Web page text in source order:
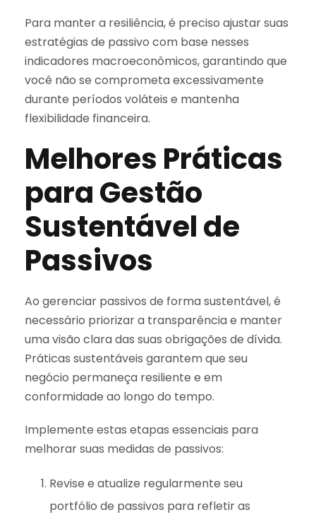
Para manter a resiliência, é preciso ajustar suas
estratégias de passivo com base nesses
indicadores macroeconômicos, garantindo que
você não se comprometa excessivamente
durante períodos voláteis e mantenha
flexibilidade financeira.
Melhores Práticas
para Gestão
Sustentável de
Passivos
Ao gerenciar passivos de forma sustentável, é
necessário priorizar a transparência e manter
uma visão clara das suas obrigações de dívida.
Práticas sustentáveis garantem que seu
negócio permaneça resiliente e em
conformidade ao longo do tempo.
Implemente estas etapas essenciais para
melhorar suas medidas de passivos:
Revise e atualize regularmente seu
portfólio de passivos para refletir as